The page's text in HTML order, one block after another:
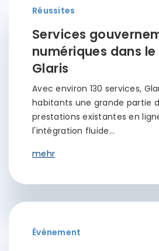
Réussites
Services
numériques dans
Glaris
Avec environ 130 services,
habitants une grande partie
prestations existantes en
l'intégration fluide…
mehr
Événement